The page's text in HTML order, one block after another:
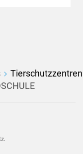
Tierschutzzentren